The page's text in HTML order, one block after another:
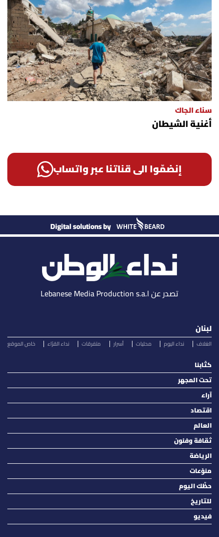
سناء الجاك
أغنية الشيطان
إنضمّوا الى قناتنا عبر واتساب
Digital solutions by
تصدر عن Lebanese Media Production s.a.l
لبنان
الغلاف نداء اليوم محليات أسرار متفرقات نداء القرّاء خاص الموقع
كتّابنا
تحت المجهر
آراء
اقتصاد
العالم
ثقافة وفنون
الرياضة
منوّعات
حظّك اليوم
للتاريخ
فيديو